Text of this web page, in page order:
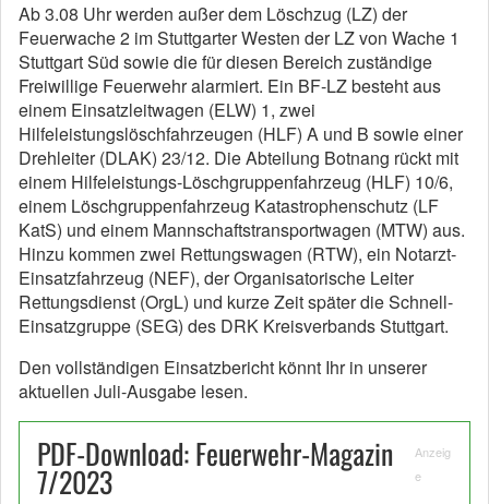
Ab 3.08 Uhr werden außer dem Löschzug (LZ) der
Feuerwache 2 im Stuttgarter Westen der LZ von Wache 1
Stuttgart Süd sowie die für diesen Bereich zuständige
Freiwillige Feuerwehr alarmiert. Ein BF-LZ besteht aus
einem Einsatzleitwagen (ELW) 1, zwei
Hilfeleistungslöschfahrzeugen (HLF) A und B sowie einer
Drehleiter (DLAK) 23/12. Die Abteilung Botnang rückt mit
einem Hilfeleistungs-Löschgruppenfahrzeug (HLF) 10/6,
einem Löschgruppenfahrzeug Katastrophenschutz (LF
KatS) und einem Mannschaftstransportwagen (MTW) aus.
Hinzu kommen zwei Rettungswagen (RTW), ein Notarzt-
Einsatzfahrzeug (NEF), der Organisatorische Leiter
Rettungsdienst (OrgL) und kurze Zeit später die Schnell-
Einsatzgruppe (SEG) des DRK Kreisverbands Stuttgart.
Den vollständigen Einsatzbericht könnt Ihr in unserer
aktuellen Juli-Ausgabe lesen.
PDF-Download: Feuerwehr-Magazin
7/2023
Anzeig
e